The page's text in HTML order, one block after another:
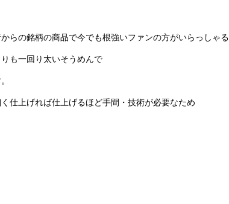
らの銘柄の商品で今でも根強いファンの方がいらっしゃる
も一回り太いそうめんで
仕上げれば仕上げるほど手間・技術が必要なため